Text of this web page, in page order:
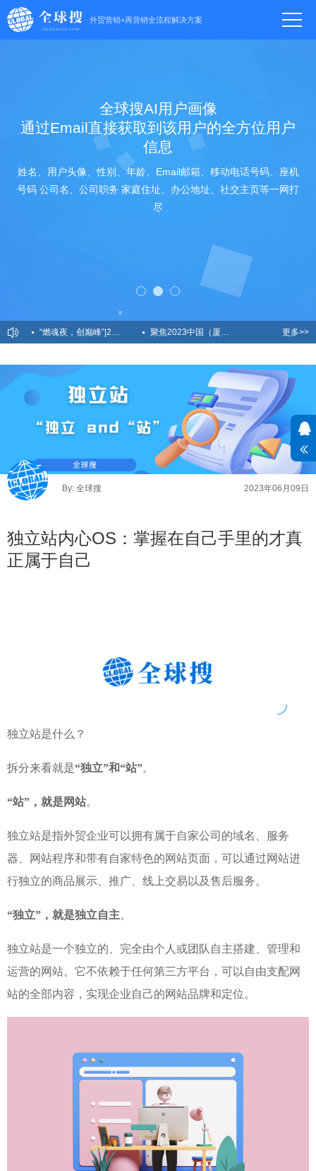
外贸营销+再营销全流程解决方案
全球搜AI用户画像
通过Email直接获取到该用户的全方位用户
信息
姓名、用户头像、性别、年龄、Email邮箱、移动电话号码、座机
号码 公司名、公司职务 家庭住址、办公地址、社交主页等一网打
尽
“燃魂夜，创巅峰”|2023创贸集团全国精英盛宴荣耀时刻！ 聚焦2023中国（厦门）国际跨境电商展，创贸AICC全新亮相
2023春季运动会：寸“兔”不让，不服就干！
更多>>
By: 全球搜 2023年06月09日
独立站内心OS：掌握在自己手里的才真
正属于自己
独立站是什么？
拆分来看就是“独立”和“站”。
“站”，就是网站。
独立站是指外贸企业可以拥有属于自家公司的域名、服务
器、网站程序和带有自家特色的网站页面，可以通过网站进
行独立的商品展示、推广、线上交易以及售后服务。
“独立”，就是独立自主。
独立站是一个独立的、完全由个人或团队自主搭建、管理和
运营的网站。它不依赖于任何第三方平台，可以自由支配网
站的全部内容，实现企业自己的网站品牌和定位。